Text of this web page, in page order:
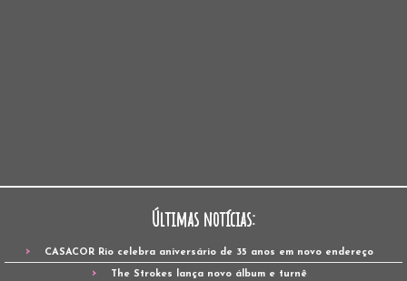
Últimas notícias:
CASACOR Rio celebra aniversário de 35 anos em novo endereço
The Strokes lança novo álbum e turnê